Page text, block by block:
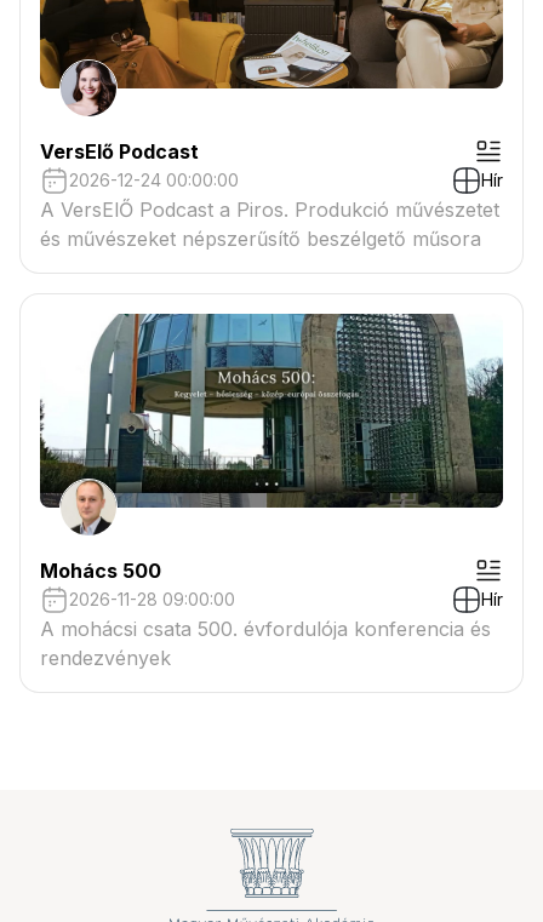
VersElő Podcast
2026-12-24 00:00:00 Hír
A VersElŐ Podcast a Piros. Produkció művészetet
és művészeket népszerűsítő beszélgető műsora
Mohács 500
2026-11-28 09:00:00 Hír
A mohácsi csata 500. évfordulója konferencia és
rendezvények